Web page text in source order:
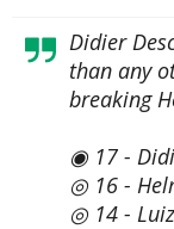
Didier
than any
breaking
◉ 17 -
◎ 16 -
◎ 14 -